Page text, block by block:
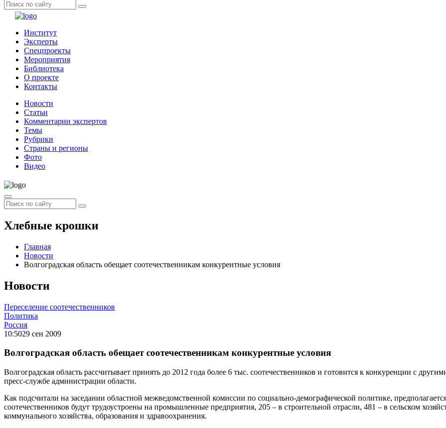
Институт
Эксперты
Спецпроекты
Мероприятия
Библиотека
О проекте
Контакты
Новости
Статьи
Комментарии экспертов
Темы
Рубрики
Страны и регионы
Фото
Видео
Хлебные крошки
Главная
Новости
Волгоградская область обещает соотечественникам конкурентные условия
Новости
Переселение соотечественников
Политика
Россия
10:5029 сен 2009
Волгоградская область обещает соотечественникам конкурентные условия
Волгоградская область рассчитывает принять до 2012 года более 6 тыс. соотечественников и готовится к конкуренции с
пресс-службе администрации области.
Как подсчитали на заседании областной межведомственной комиссии по социально-демографической политике,
соотечественников будут трудоустроены на промышленные предприятия, 205 – в строительной отрасли, 481 – в сельском
коммунального хозяйства, образования и здравоохранения.